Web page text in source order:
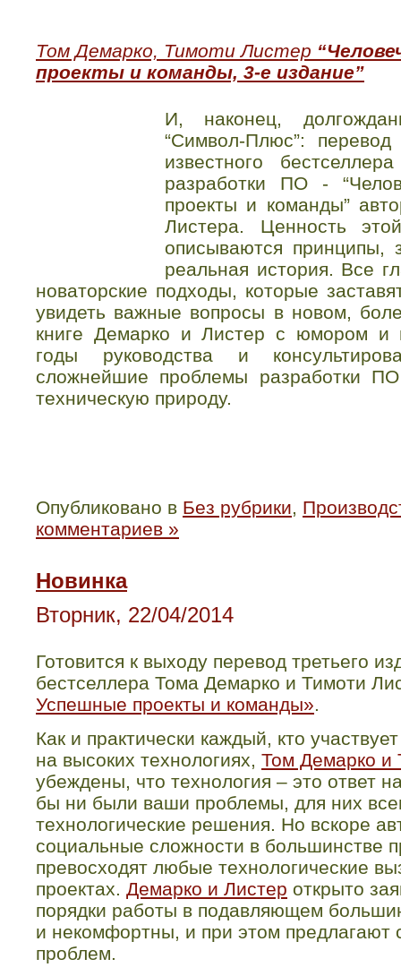
Том Демарко, Тимоти Листер
проекты и команды, 3-е издание”
И, наконец,
“Символ-Плюс”: перевод
известного
разработки ПО -
проекты и команды”
Листера. Ценность
описываются принципы,
реальная история. Все
новаторские подходы, которые
увидеть важные вопросы в новом,
книге Демарко и Листер с юмором и
годы руководства и
сложнейшие проблемы разработки
техническую природу.
Опубликовано в Без рубрики,
комментариев »
Новинка
Вторник, 22/04/2014
Готовится к выходу перевод третьего
бестселлера Тома Демарко и Тимоти
Успешные проекты и команды».
Как и практически каждый, кто
на высоких технологиях, Том Демарко и
убеждены, что технология – это ответ
бы ни были ваши проблемы, для них
технологические решения. Но вскоре
социальные сложности в большинстве
превосходят любые технологические
проектах. Демарко и Листер открыто
порядки работы в подавляющем
и некомфортны, и при этом предлагают
проблем.